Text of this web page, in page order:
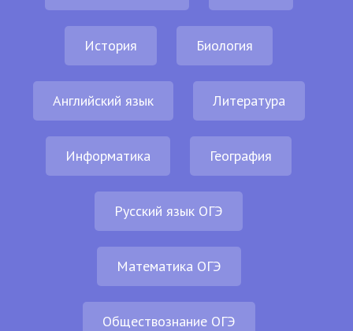
История Биология
Английский язык Литература
Информатика География
Русский язык ОГЭ
Математика ОГЭ
Обществознание ОГЭ